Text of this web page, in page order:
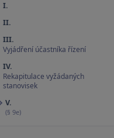
I.
II.
III.
Vyjádření účastníka řízení
IV.
Rekapitulace vyžádaných
stanovisek
V.
(§ 9e)